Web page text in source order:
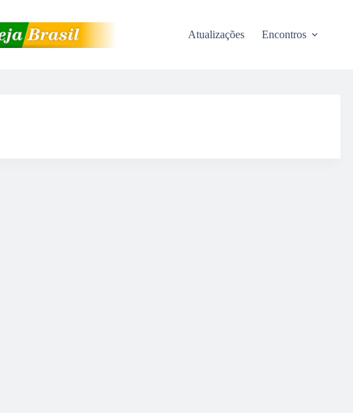
Atualizações Encontros